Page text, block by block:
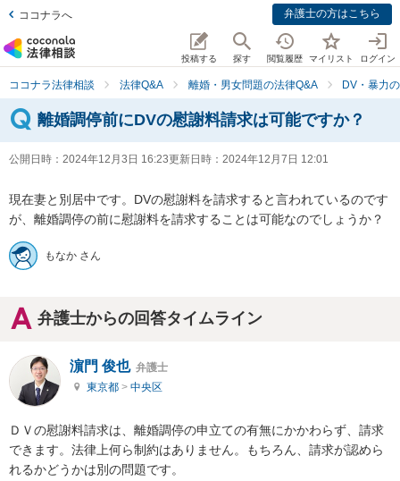
ココナラへ 弁護士の方はこちら
投稿する 探す 閲覧履歴 マイリスト ログイン
ココナラ法律相談 法律Q&A 離婚・男女問題の法律Q&A DV・暴力
離婚調停前にDVの慰謝料請求は可能ですか？
公開日時： 2024年12月3日 16:23更新日時： 2024年12月7日 12:01
現在妻と別居中です。DVの慰謝料を請求すると言われているのです
が、離婚調停の前に慰謝料を請求することは可能なのでしょうか？
もなか さん
弁護士からの回答タイムライン
濵門 俊也 弁護士
東京都 > 中央区
ＤＶの慰謝料請求は、離婚調停の申立ての有無にかかわらず、請求
できます。法律上何ら制約はありません。もちろん、請求が認めら
れるかどうかは別の問題です。